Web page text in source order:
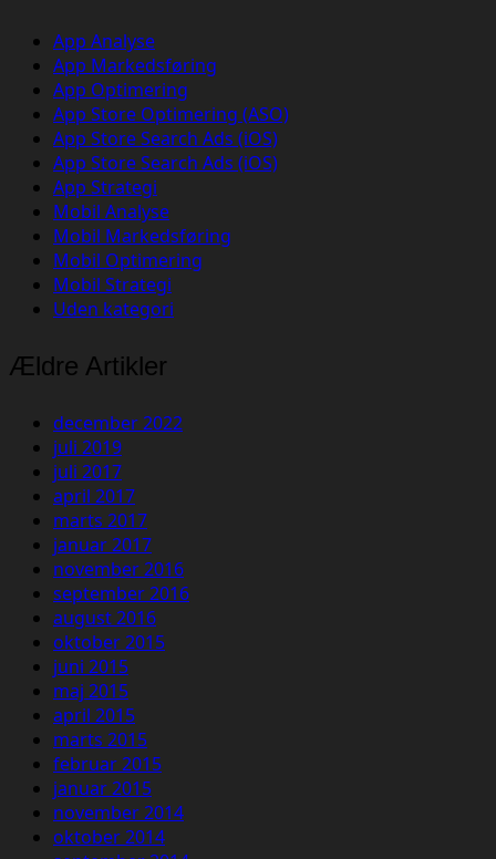
App Analyse
App Markedsføring
App Optimering
App Store Optimering (ASO)
App Store Search Ads (iOS)
App Store Search Ads (iOS)
App Strategi
Mobil Analyse
Mobil Markedsføring
Mobil Optimering
Mobil Strategi
Uden kategori
Ældre Artikler
december 2022
juli 2019
juli 2017
april 2017
marts 2017
januar 2017
november 2016
september 2016
august 2016
oktober 2015
juni 2015
maj 2015
april 2015
marts 2015
februar 2015
januar 2015
november 2014
oktober 2014